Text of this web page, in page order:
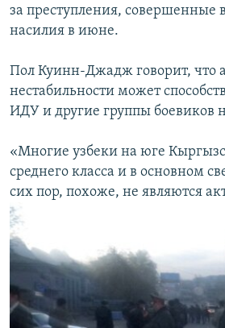
за преступления, совершенные
насилия в июне.
Пол Куинн-Джадж говорит, что
нестабильности может
ИДУ и другие группы боевиков
«Многие узбеки на юге
среднего класса и в основном
сих пор, похоже, не являются